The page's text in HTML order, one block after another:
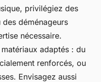
privilégiez des
déménageurs
nécessaire.
adaptés : du
renforcés, ou
Envisagez aussi